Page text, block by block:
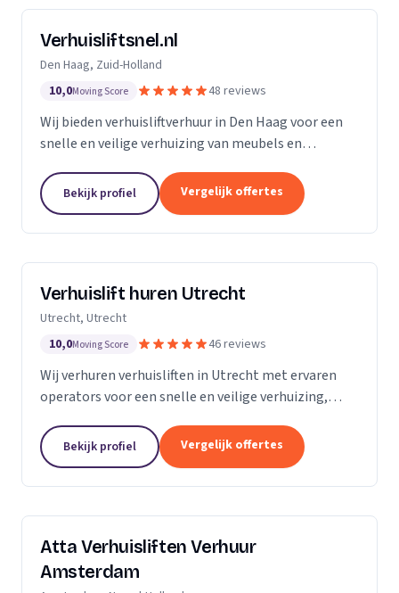
Verhuisliftsnel.nl
Den Haag, Zuid-Holland
10,0Moving Score 48 reviews
Wij bieden verhuisliftverhuur in Den Haag voor een
snelle en veilige verhuizing van meubels en
Bekijk profiel Vergelijk offertes
Verhuislift huren Utrecht
Utrecht, Utrecht
10,0Moving Score 46 reviews
Wij verhuren verhuisliften in Utrecht met ervaren
operators voor een snelle en veilige verhuizing,
Bekijk profiel Vergelijk offertes
Atta Verhuisliften Verhuur
Amsterdam